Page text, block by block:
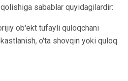
sabablar quyidagilardir:
ob'ekt tufayli quloqchani
o'ta shovqin yoki quloq